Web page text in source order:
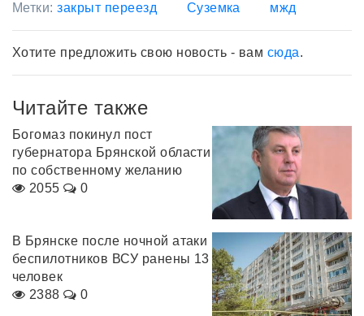
Метки:закрыт переезд Суземка мжд
Хотите предложить свою новость - вам сюда.
Читайте также
Богомаз покинул пост
губернатора Брянской области
по собственному желанию
2055
0
В Брянске после ночной атаки
беспилотников ВСУ ранены 13
человек
2388
0